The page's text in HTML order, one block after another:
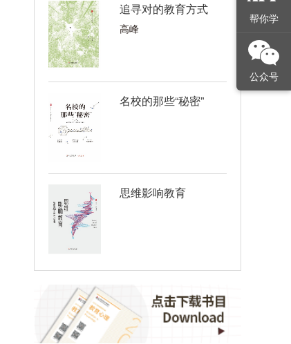
追寻对的教育方式
高峰
名校的那些“秘密”
思维影响教育
帮你学
公众号